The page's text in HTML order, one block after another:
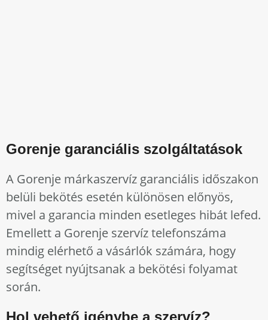
Gorenje garanciális szolgáltatások
A Gorenje márkaszervíz garanciális időszakon
belüli bekötés esetén különösen előnyös,
mivel a garancia minden esetleges hibát lefed.
Emellett a Gorenje szervíz telefonszáma
mindig elérhető a vásárlók számára, hogy
segítséget nyújtsanak a bekötési folyamat
során.
Hol vehető igénybe a szervíz?